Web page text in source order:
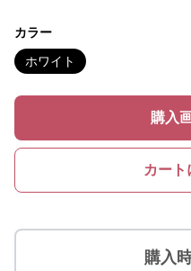
カラー
ホワイト
購入
カート
購入